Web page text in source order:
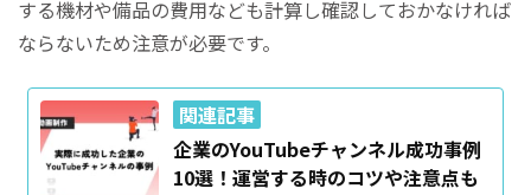
する機材や備品の費用なども計算し確認しておかなければ
ならないため注意が必要です。
企業のYouTubeチャンネル成功事例
10選！運営する時のコツや注意点も